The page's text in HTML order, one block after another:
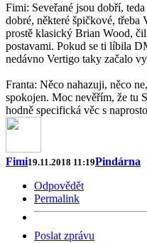
Fimi: Seveřané jsou dobří,
dobré, některé špičkové, třeba
prostě klasický Brian Wood,
postavami. Pokud se ti líbila
nedávno Vertigo taky začalo
Franta: Něco nahazuji, něco
spokojen. Moc nevěřím, že tu
hodně specifická věc s
Fimi19.11.2018 11:19Pindárna
Odpovědět
Permalink
Poslat zprávu